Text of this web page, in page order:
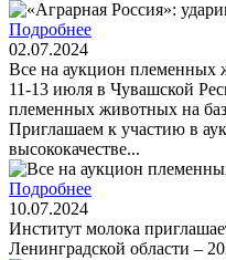
Подробнее
02.07.2024
Все на аукцион племенных
11-13 июля в Чувашской
племенных животных на
Приглашаем к участию в
высококачестве...
Подробнее
10.07.2024
Институт молока
Ленинградской области –